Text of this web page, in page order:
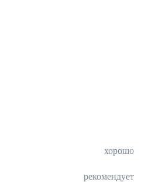
хорошо
рекомендует